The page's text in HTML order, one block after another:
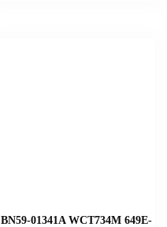
BN59-01341A WCT734M 649E-